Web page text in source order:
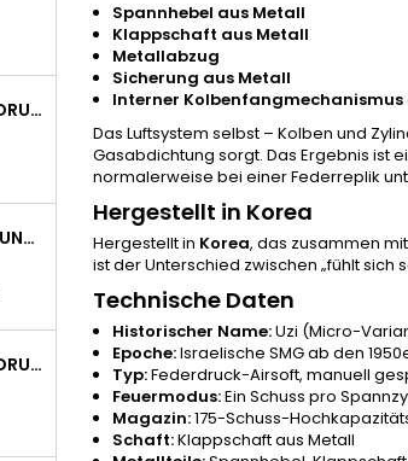
AIRSOFT-FEDERDRUCKPISTOLE WALTHER PPK/S
LUGER P08 LEISTUNGSSTARKE VOLLMETALL CO2 AIRSOFT PISTOLE - UMAREX LEGENDS
AIRSOFT-FEDERDRUCKPISTOLE WALTHER PPQ NAVY MIT SCHALLDÄMPFER
Spannhebel aus Metall
Klappschaft aus Metall
Metallabzug
Sicherung aus Metall
Interner Kolbenfangmechanismus
Das Luftsystem selbst – Kolben und
Gasabdichtung sorgt. Das Ergebnis ist
normalerweise bei einer Federreplik
Hergestellt in Korea
Hergestellt in Korea, das zusammen
ist der Unterschied zwischen „fühlt sich
Technische Daten
Historischer Name:Uzi (Micro-
Epoche:Israelische SMG ab den
Typ:Federdruck-Airsoft, manuell
Feuermodus:Ein Schuss pro
Magazin:175-Schuss-
Schaft:Klappschaft aus Metall